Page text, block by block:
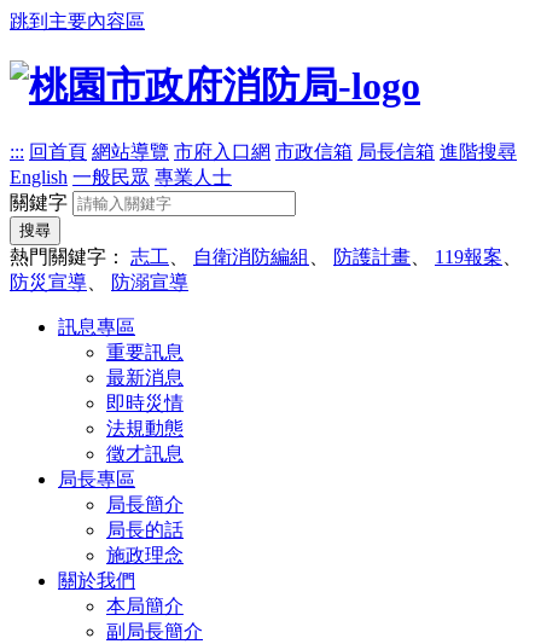
跳到主要內容區
::: 回首頁 網站導覽 市府入口網 市政信箱 局長信箱 進階搜尋
English 一般民眾 專業人士
關鍵字
搜尋
熱門關鍵字： 志工 自衛消防編組 防護計畫 119報案
防災宣導
防溺宣導
訊息專區
重要訊息
最新消息
即時災情
法規動態
徵才訊息
局長專區
局長簡介
局長的話
施政理念
關於我們
本局簡介
副局長簡介